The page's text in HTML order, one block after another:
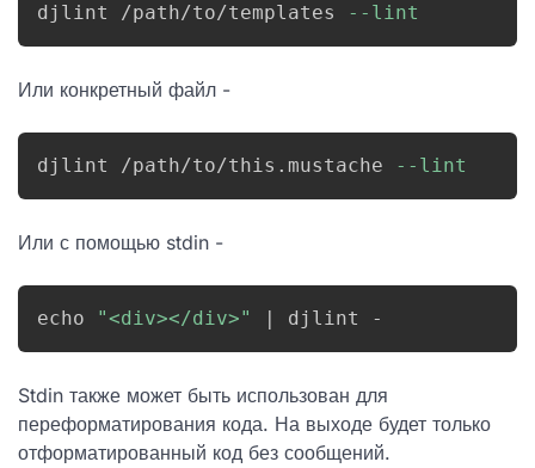
djlint /path/to/templates --lint
Или конкретный файл -
djlint /path/to/this.mustache --lint
Или с помощью stdin -
echo "<div></div>" | djlint -
Stdin также может быть использован для
переформатирования кода. На выходе будет только
отформатированный код без сообщений.